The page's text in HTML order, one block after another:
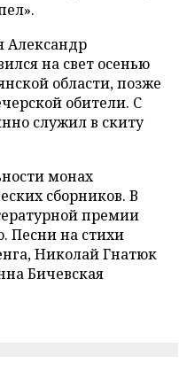
Александр
на свет осенью
области, позже
обители. С
служил в скиту
монах
сборников. В
премии
Песни на стихи
Николай Гнатюк
Бичевская